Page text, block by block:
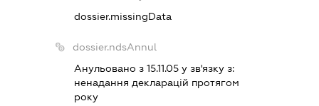
dossier.missingData
dossier.ndsAnnul
Анульовано з 15.11.05 у зв'язку з:
ненадання декларацiй протягом
року